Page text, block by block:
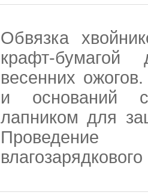
Обвязка
крафт-
весенних
и оснований
лапником для